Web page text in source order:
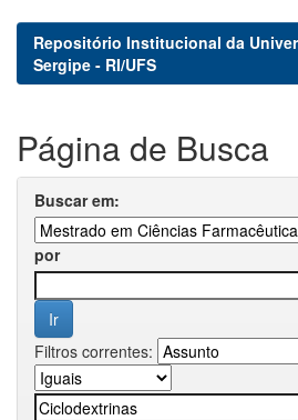
Repositório Institucional da
Sergipe - RI/UFS
Página de Busca
Buscar em:
por
Filtros correntes: